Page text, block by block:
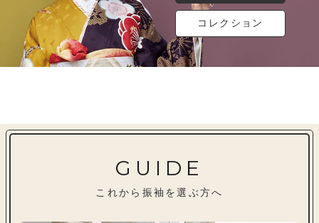
コレクション
GUIDE
これから振袖を選ぶ方へ